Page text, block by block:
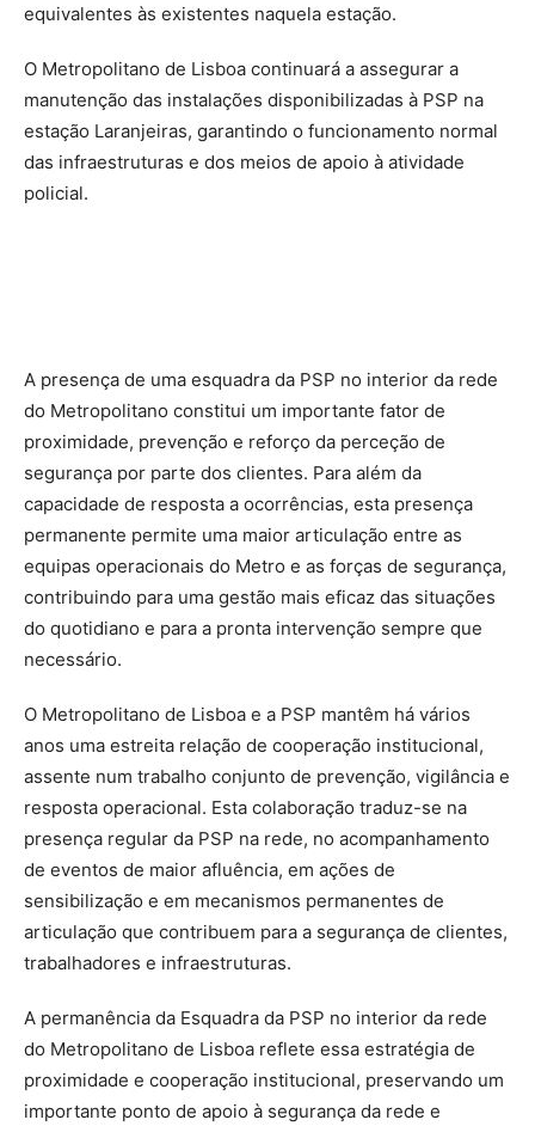
equivalentes às existentes naquela estação.
O Metropolitano de Lisboa continuará a assegurar a
manutenção das instalações disponibilizadas à PSP na
estação Laranjeiras, garantindo o funcionamento normal
das infraestruturas e dos meios de apoio à atividade
policial.
A presença de uma esquadra da PSP no interior da rede
do Metropolitano constitui um importante fator de
proximidade, prevenção e reforço da perceção de
segurança por parte dos clientes. Para além da
capacidade de resposta a ocorrências, esta presença
permanente permite uma maior articulação entre as
equipas operacionais do Metro e as forças de segurança,
contribuindo para uma gestão mais eficaz das situações
do quotidiano e para a pronta intervenção sempre que
necessário.
O Metropolitano de Lisboa e a PSP mantêm há vários
anos uma estreita relação de cooperação institucional,
assente num trabalho conjunto de prevenção, vigilância e
resposta operacional. Esta colaboração traduz-se na
presença regular da PSP na rede, no acompanhamento
de eventos de maior afluência, em ações de
sensibilização e em mecanismos permanentes de
articulação que contribuem para a segurança de clientes,
trabalhadores e infraestruturas.
A permanência da Esquadra da PSP no interior da rede
do Metropolitano de Lisboa reflete essa estratégia de
proximidade e cooperação institucional, preservando um
importante ponto de apoio à segurança da rede e